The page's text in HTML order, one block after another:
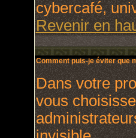
cybercafé,
Revenir en
Comment puis-je éviter que
Dans votre
vous